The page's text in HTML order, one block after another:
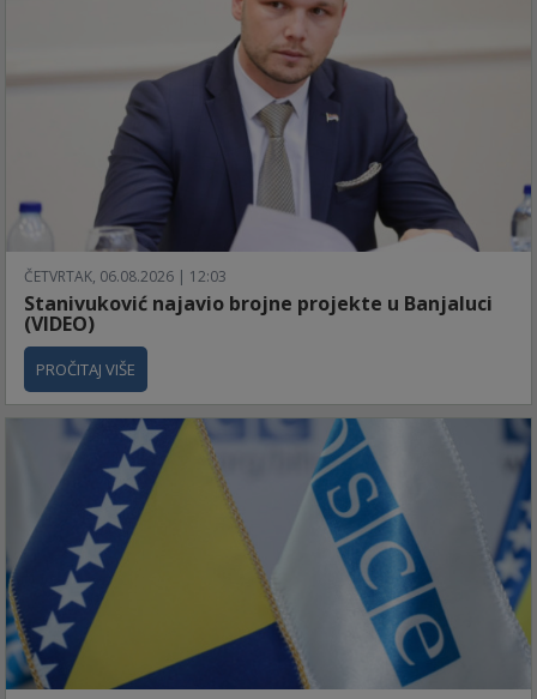
ČETVRTAK, 06.08.2026 | 12:03
Stanivuković najavio brojne projekte u Banjaluci
(VIDEO)
PROČITAJ VIŠE